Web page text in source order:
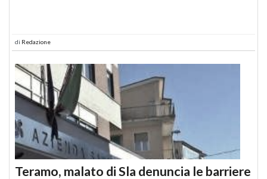
di Redazione
Teramo, malato di Sla denuncia le barriere